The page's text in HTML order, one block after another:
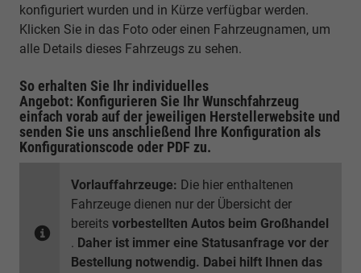
konfiguriert wurden und in Kürze verfügbar werden.
Klicken Sie in das Foto oder einen Fahrzeugnamen, um
alle Details dieses Fahrzeugs zu sehen.
So erhalten Sie Ihr individuelles
Angebot: Konfigurieren Sie Ihr Wunschfahrzeug
einfach vorab auf der jeweiligen Herstellerwebsite und
senden Sie uns anschließend Ihre Konfiguration als
Konfigurationscode oder PDF zu.
Vorlauffahrzeuge: Die hier enthaltenen
Fahrzeuge dienen nur der Übersicht der
bereits vorbestellten Autos beim Großhandel
. Daher ist immer eine Statusanfrage vor der
Bestellung notwendig. Dabei hilft Ihnen das